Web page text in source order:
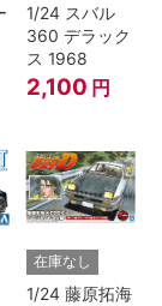
1/24 スバル
360 デラック
ス 1968
2,100 円
在庫なし
1/24 藤原拓海